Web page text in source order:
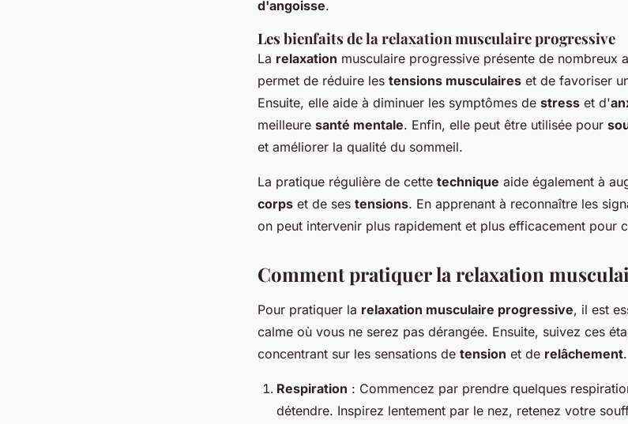
d'angoisse.
Les bienfaits de la relaxation musculaire progressive
La relaxation musculaire progressive présente de nombreux
permet de réduire les tensions musculaires et de favoriser
Ensuite, elle aide à diminuer les symptômes de stress et d'
meilleure santé mentale. Enfin, elle peut être utilisée pour
et améliorer la qualité du sommeil.
La pratique régulière de cette technique aide également à
corps et de ses tensions. En apprenant à reconnaître les
on peut intervenir plus rapidement et plus efficacement pour
Comment pratiquer la relaxation
Pour pratiquer la relaxation musculaire progressive, il est
calme où vous ne serez pas dérangée. Ensuite, suivez ces
concentrant sur les sensations de tension et de relâchement.
Respiration : Commencez par prendre quelques
détendre. Inspirez lentement par le nez, retenez votre